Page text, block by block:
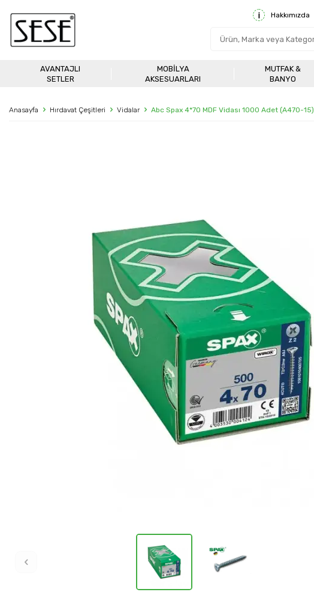
Hakkımızda
AVANTAJLI
SETLER
MOBILYA
AKSESUARLARI
MUTFAK &
BANYO
Anasayfa Hırdavat Çeşitleri Vidalar Abc Spax 4*70 MDF Vidası 1000 Adet (A470-15)